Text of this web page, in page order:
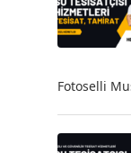
Fotoselli